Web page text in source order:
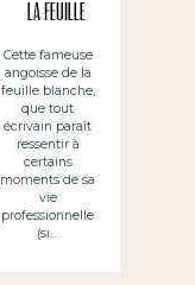
la feuille
blanche
Cette fameuse
angoisse de la
feuille blanche,
que tout
écrivain paraît
ressentir à
certains
moments de sa
vie
professionnelle
(si…